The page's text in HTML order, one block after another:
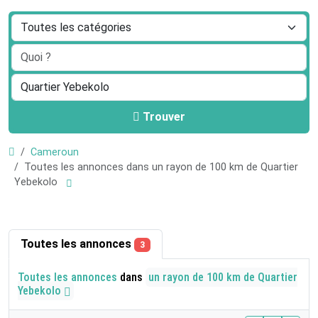
Trouver
Cameroun
Toutes les annonces dans un rayon de 100 km de Quartier
Yebekolo
Toutes les annonces 3
Toutes les annonces dans un rayon de 100 km de Quartier
Yebekolo